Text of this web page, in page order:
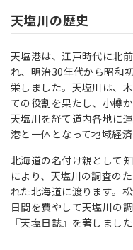
天塩川の歴史
天塩港は、江戸時代に北
れ、明治30年代から昭和
栄しました。天塩川は、
ての役割を果たし、小樽
天塩川を経て道内各地に
港と一体となって地域経済
北海道の名付け親として
により、天塩川の調査の
れた北海道に渡ります。
日間を費やして天塩川の
『天塩日誌』を著しました